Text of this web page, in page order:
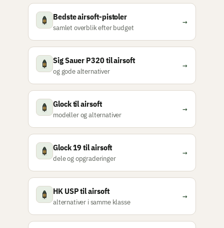
Bedste airsoft-pistoler
samlet overblik efter budget
→
Sig Sauer P320 til airsoft
og gode alternativer
→
Glock til airsoft
modeller og alternativer
→
Glock 19 til airsoft
dele og opgraderinger
→
HK USP til airsoft
alternativer i samme klasse
→